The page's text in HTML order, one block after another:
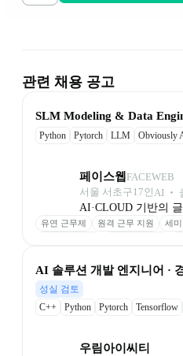
관련 채용 공고
﻿SLM Modeling & Data
Python
Pytorch LLM Obviously
페이스웹FACEWEB
서울 서초구17인AI ‧
AI·CLOUD 기반의
유연 근무제 원격 근무 지원 세미
AI 솔루션 개발 엔지니어 ·
성실 검토
C++
Python Pytorch Tensorflow
우림아이씨티